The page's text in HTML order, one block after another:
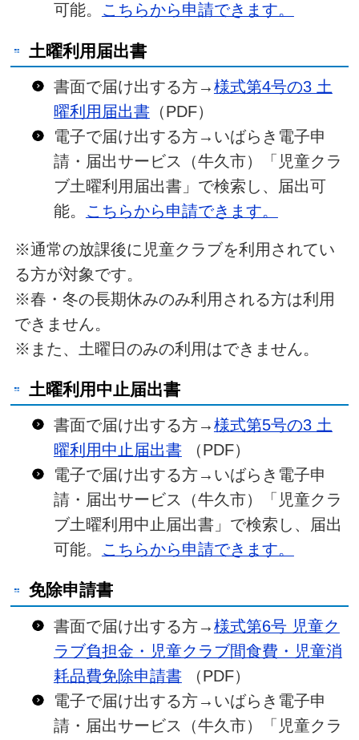
可能。 こちらから申請できます。
土曜利用届出書
書面で届け出する方→様式第4号の3 土
曜利用届出書（PDF）
電子で届け出する方→いばらき電子申
請・届出サービス（牛久市）「児童クラ
ブ土曜利用届出書」で検索し、届出可
能。 こちらから申請できます。
※通常の放課後に児童クラブを利用されてい
る方が対象です。
※春・冬の長期休みのみ利用される方は利用
できません。
※また、土曜日のみの利用はできません。
土曜利用中止届出書
書面で届け出する方→様式第5号の3 土
曜利用中止届出書（PDF）
電子で届け出する方→いばらき電子申
請・届出サービス（牛久市）「児童クラ
ブ土曜利用中止届出書」で検索し、届出
可能。 こちらから申請できます。
免除申請書
書面で届け出する方→様式第6号 児童ク
ラブ負担金・児童クラブ間食費・児童消
耗品費免除申請書（PDF）
電子で届け出する方→いばらき電子申
請・届出サービス（牛久市）「児童クラ